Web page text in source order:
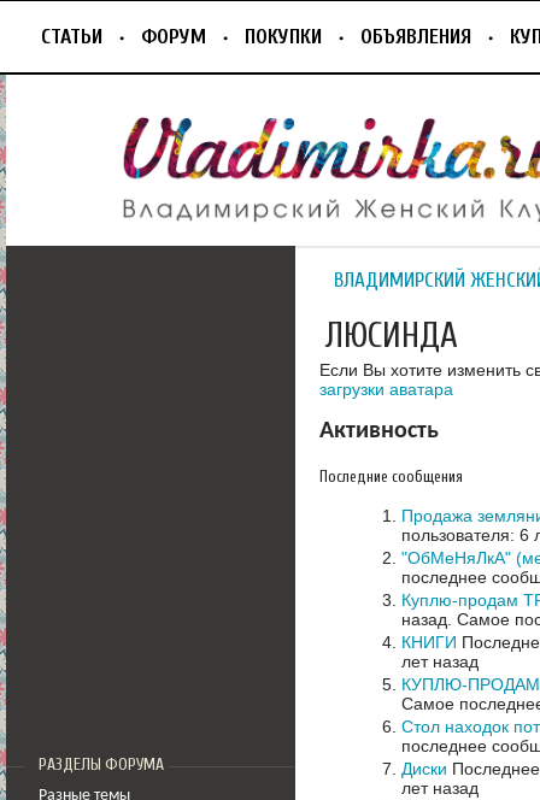
СТАТЬИ ФОРУМ ПОКУПКИ ОБЪЯВЛЕНИЯ
РАЗДЕЛЫ ФОРУМА
Разные темы
ВЛАДИМИРСКИЙ
ЛЮСИНДА
Если Вы хотите изменить
загрузки аватара
Активность
Последние сообщения
Продажа
пользователя: 6
"ОбМеНяЛкА"
последнее
Куплю-продам
назад. Самое
КНИГИ
лет назад
КУПЛЮ-ПРОДАМ
Самое
Стол находок
последнее
Диски
лет назад